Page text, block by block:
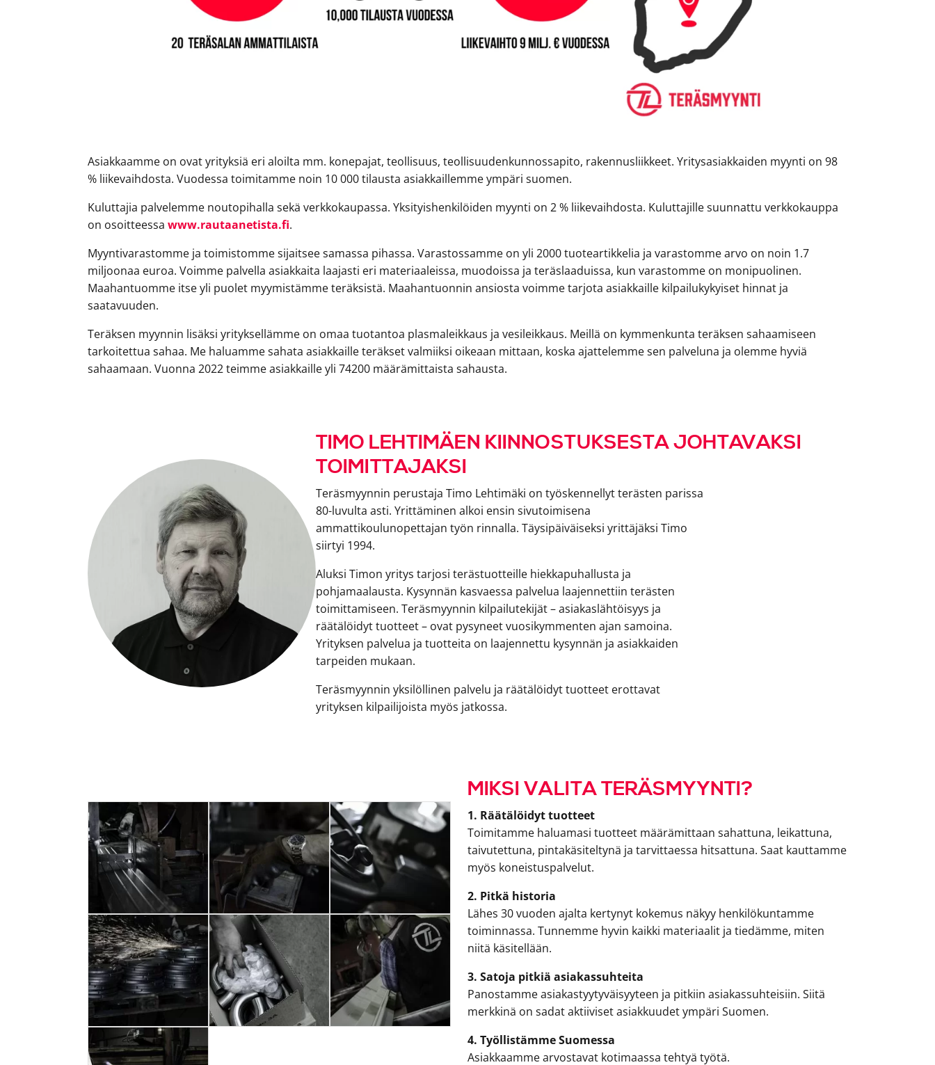
Asiakkaamme on ovat yrityksiä eri aloilta mm. konepajat, teollisuus, teollisuudenkunnossapito, rakennusliikkeet. Yritysasiakkaiden myynti on 98
% liikevaihdosta. Vuodessa toimitamme noin 10 000 tilausta asiakkaillemme ympäri suomen.
Kuluttajia palvelemme noutopihalla sekä verkkokaupassa. Yksityishenkilöiden myynti on 2 % liikevaihdosta. Kuluttajille suunnattu verkkokauppa
on osoitteessa www.rautaanetista.fi.
Myyntivarastomme ja toimistomme sijaitsee samassa pihassa. Varastossamme on yli 2000 tuoteartikkelia ja varastomme arvo on noin 1.7
miljoonaa euroa. Voimme palvella asiakkaita laajasti eri materiaaleissa, muodoissa ja teräslaaduissa, kun varastomme on monipuolinen.
Maahantuomme itse yli puolet myymistämme teräksistä. Maahantuonnin ansiosta voimme tarjota asiakkaille kilpailukykyiset hinnat ja
saatavuuden.
Teräksen myynnin lisäksi yrityksellämme on omaa tuotantoa plasmaleikkaus ja vesileikkaus. Meillä on kymmenkunta teräksen sahaamiseen
tarkoitettua sahaa. Me haluamme sahata asiakkaille teräkset valmiiksi oikeaan mittaan, koska ajattelemme sen palveluna ja olemme hyviä
sahaamaan. Vuonna 2022 teimme asiakkaille yli 74200 määrämittaista sahausta.
TIMO LEHTIMÄEN KIINNOSTUKSESTA JOHTAVAKSI
TOIMITTAJAKSI
Teräsmyynnin perustaja Timo Lehtimäki on työskennellyt terästen parissa
80-luvulta asti. Yrittäminen alkoi ensin sivutoimisena
ammattikoulunopettajan työn rinnalla. Täysipäiväiseksi yrittäjäksi Timo
siirtyi 1994.
Aluksi Timon yritys tarjosi terästuotteille hiekkapuhallusta ja
pohjamaalausta. Kysynnän kasvaessa palvelua laajennettiin terästen
toimittamiseen. Teräsmyynnin kilpailutekijät – asiakaslähtöisyys ja
räätälöidyt tuotteet – ovat pysyneet vuosikymmenten ajan samoina.
Yrityksen palvelua ja tuotteita on laajennettu kysynnän ja asiakkaiden
tarpeiden mukaan.
Teräsmyynnin yksilöllinen palvelu ja räätälöidyt tuotteet erottavat
yrityksen kilpailijoista myös jatkossa.
MIKSI VALITA TERÄSMYYNTI?
1. Räätälöidyt tuotteet
Toimitamme haluamasi tuotteet määrämittaan sahattuna, leikattuna,
taivutettuna, pintakäsiteltynä ja tarvittaessa hitsattuna. Saat kauttamme
myös koneistuspalvelut.
2. Pitkä historia
Lähes 30 vuoden ajalta kertynyt kokemus näkyy henkilökuntamme
toiminnassa. Tunnemme hyvin kaikki materiaalit ja tiedämme, miten
niitä käsitellään.
3. Satoja pitkiä asiakassuhteita
Panostamme asiakastyytyväisyyteen ja pitkiin asiakassuhteisiin. Siitä
merkkinä on sadat aktiiviset asiakkuudet ympäri Suomen.
4. Työllistämme Suomessa
Asiakkaamme arvostavat kotimaassa tehtyä työtä.